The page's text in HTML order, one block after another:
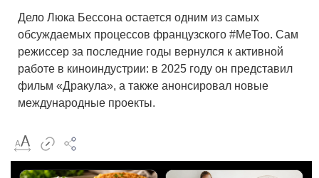
Дело Люка Бессона остается одним из самых
обсуждаемых процессов французского #MeToo. Сам
режиссер за последние годы вернулся к активной
работе в киноиндустрии: в 2025 году он представил
фильм «Дракула», а также анонсировал новые
международные проекты.